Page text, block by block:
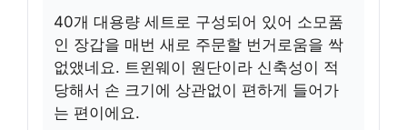
40개 대용량 세트로 구성되어 있어 소모품
인 장갑을 매번 새로 주문할 번거로움을 싹
없앴네요. 트윈웨이 원단이라 신축성이 적
당해서 손 크기에 상관없이 편하게 들어가
는 편이에요.